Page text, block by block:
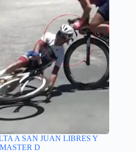
A SAN JUAN LIBRES Y
D